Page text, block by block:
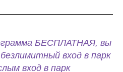
БЕСПЛАТНАЯ, вы
вход в парк
вход в парк